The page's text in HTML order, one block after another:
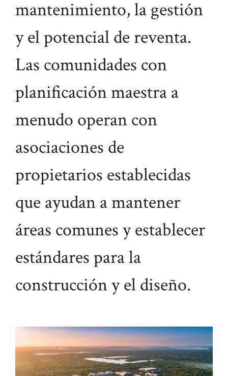
mantenimiento, la gestión
y el potencial de reventa.
Las comunidades con
planificación maestra a
menudo operan con
asociaciones de
propietarios establecidas
que ayudan a mantener
áreas comunes y establecer
estándares para la
construcción y el diseño.